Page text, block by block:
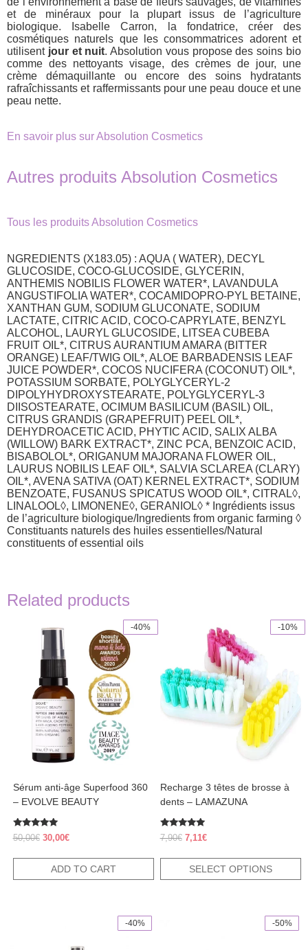
et de minéraux pour la plupart issus de l’agriculture
biologique. Isabelle Carron, la fondatrice, créer des
cosmétiques naturels que les consommatrices adorent et
utilisent jour et nuit. Absolution vous propose des soins bio
comme des nettoyants visage, des crèmes de jour, une
crème démaquillante ou encore des soins hydratants
rafraîchissants et raffermissants pour une peau douce et une
peau nette.
En savoir plus sur Absolution Cosmetics
Autres produits Absolution Cosmetics
Tous les produits Absolution Cosmetics
NGREDIENTS (X183.05) : AQUA ( WATER), DECYL
GLUCOSIDE, COCO-GLUCOSIDE, GLYCERIN,
ANTHEMIS NOBILIS FLOWER WATER*, LAVANDULA
ANGUSTIFOLIA WATER*, COCAMIDOPRO-PYL BETAINE,
XANTHAN GUM, SODIUM GLUCONATE, SODIUM
LACTATE, CITRIC ACID, COCO-CAPRYLATE, BENZYL
ALCOHOL, LAURYL GLUCOSIDE, LITSEA CUBEBA
FRUIT OIL*, CITRUS AURANTIUM AMARA (BITTER
ORANGE) LEAF/TWIG OIL*, ALOE BARBADENSIS LEAF
JUICE POWDER*, COCOS NUCIFERA (COCONUT) OIL*,
POTASSIUM SORBATE, POLYGLYCERYL-2
DIPOLYHYDROXYSTEARATE, POLYGLYCERYL-3
DIISOSTEARATE, OCIMUM BASILICUM (BASIL) OIL,
CITRUS GRANDIS (GRAPEFRUIT) PEEL OIL*,
DEHYDROACETIC ACID, PHYTIC ACID, SALIX ALBA
(WILLOW) BARK EXTRACT*, ZINC PCA, BENZOIC ACID,
BISABOLOL*, ORIGANUM MAJORANA FLOWER OIL,
LAURUS NOBILIS LEAF OIL*, SALVIA SCLAREA (CLARY)
OIL*, AVENA SATIVA (OAT) KERNEL EXTRACT*, SODIUM
BENZOATE, FUSANUS SPICATUS WOOD OIL*, CITRAL◊,
LINALOOL◊, LIMONENE◊, GERANIOL◊ * Ingrédients issus
de l’agriculture biologique/Ingredients from organic farming ◊
Constituants naturels des huiles essentielles/Natural
constituents of essential oils
Related products
-40%
Sérum anti-âge Superfood 360
– EVOLVE BEAUTY
Rated
5.00
50,00€ Original
50,00€.
30,00€Current
30,00€.
ADD TO CART
-10%
Recharge 3 têtes de brosse à
dents – LAMAZUNA
Rated
5.00
7,90€ Original
7,90€.
7,11€Current
7,11€.
SELECT OPTIONS
multiple
variants.
The
options
may
page
-40% -50%